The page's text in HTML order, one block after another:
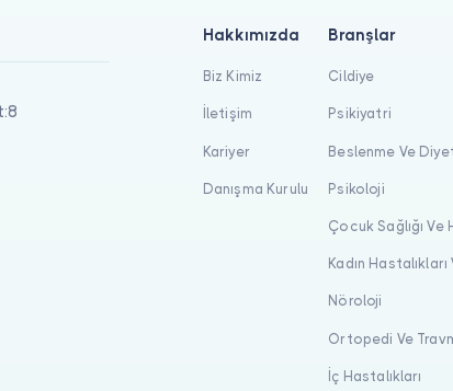
Hakkımızda
Biz Kimiz
İletişim
Kariyer
Danışma Kurulu
Branşlar
Cildiye
Psikiyatri
Beslenme Ve
Psikoloji
Çocuk Sağlığı Ve
Kadın
Nöroloji
Ortopedi Ve
İç Hastalıkları